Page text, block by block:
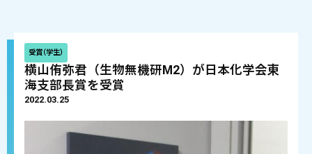
受賞（学生）
横山侑弥君（生物無機研M2）が日本化学会東
海支部長賞を受賞
2022.03.25